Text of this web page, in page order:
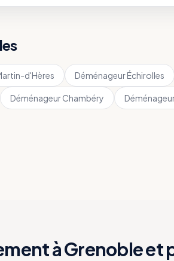
d'Hères DéménageurÉchirolles
DéménageurChambéry
à Grenoble et